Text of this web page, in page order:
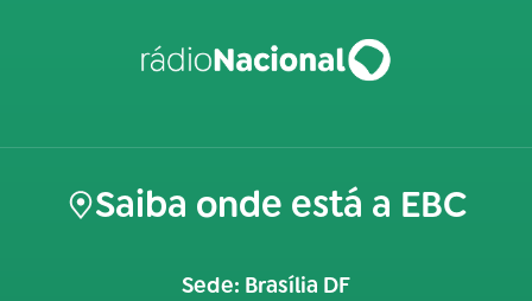
Saiba onde está a EBC
Sede: Brasília DF